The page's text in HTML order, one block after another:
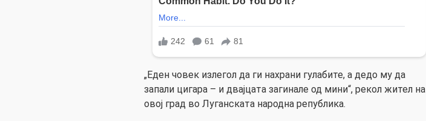
„Еден човек излегол да ги нахрани гулабите, а дедо му да
запали цигара – и двајцата загинале од мини“, рекол жител на
овој град во Луганската народна република.